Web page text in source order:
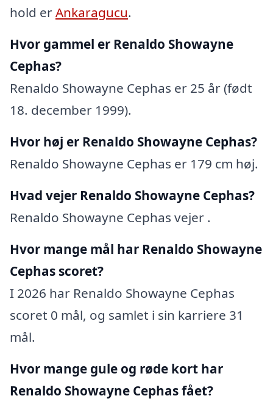
hold erAnkaragucu.
Hvor gammel er Renaldo Showayne
Cephas?
Renaldo Showayne Cephas er 25 år (født
18. december 1999).
Hvor høj er Renaldo Showayne Cephas?
Renaldo Showayne Cephas er 179 cm høj.
Hvad vejer Renaldo Showayne Cephas?
Renaldo Showayne Cephas vejer .
Hvor mange mål har Renaldo Showayne
Cephas scoret?
I 2026 har Renaldo Showayne Cephas
scoret 0 mål, og samlet i sin karriere 31
mål.
Hvor mange gule og røde kort har
Renaldo Showayne Cephas fået?